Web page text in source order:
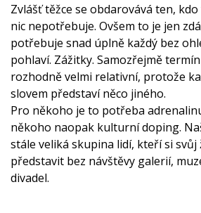
Zvlášť těžce se obdarovává ten,
nic nepotřebuje. Ovšem to je jen
potřebuje snad úplně každý bez
pohlaví. Zážitky. Samozřejmě
rozhodně velmi relativní, protože
slovem představí něco jiného.
Pro někoho je to potřeba
někoho naopak kulturní doping.
stále veliká skupina lidí, kteří si
představit bez návštěvy galerií,
divadel.